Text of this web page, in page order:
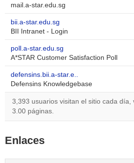
mail.a-star.edu.sg
bii.a-star.edu.sg
BII Intranet - Login
poll.a-star.edu.sg
A*STAR Customer Satisfaction Poll
defensins.bii.a-star.e..
Defensins Knowledgebase
3,393 usuarios visitan el sitio cada día,
3.00 páginas.
Enlaces